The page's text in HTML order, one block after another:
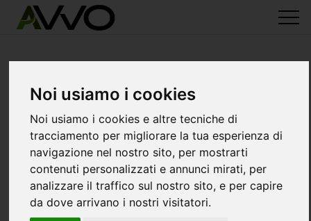
Noi usiamo i cookies
Noi usiamo i cookies e altre tecniche di
tracciamento per migliorare la tua esperienza di
navigazione nel nostro sito, per mostrarti
contenuti personalizzati e annunci mirati, per
analizzare il traffico sul nostro sito, e per capire
da dove arrivano i nostri visitatori.